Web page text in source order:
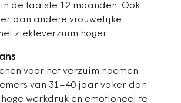
de laatste 12 maanden. Ook
dan andere vrouwelijke
ziekteverzuim hoger.
voor het verzuim noemen
van 31–40 jaar vaker dan
werkdruk en emotioneel te